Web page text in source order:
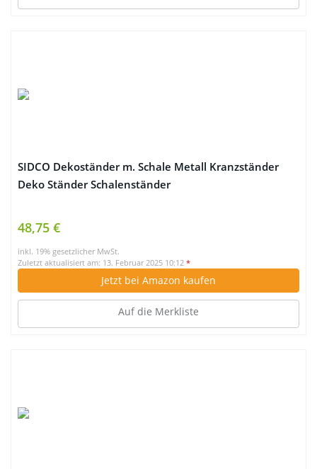
SIDCO Dekoständer m. Schale Metall Kranzständer
Deko Ständer Schalenständer
48,75 €
inkl. 19% gesetzlicher MwSt.
Zuletzt aktualisiert am: 13. Februar 2025 10:12 *
Jetzt bei Amazon kaufen
Auf die Merkliste